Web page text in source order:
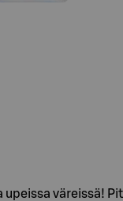
väreissä!